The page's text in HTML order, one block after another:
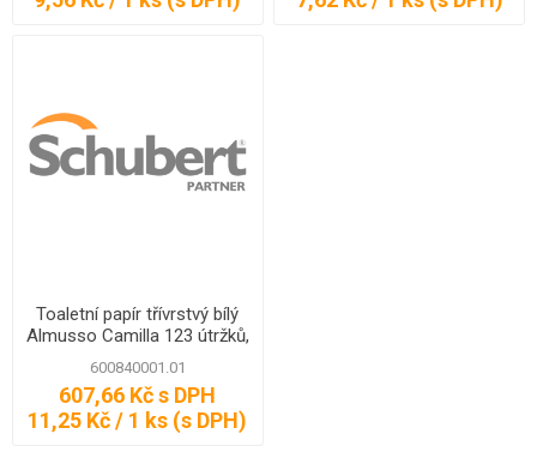
Toaletní papír třívrstvý bílý
Almusso Camilla 123 útržků,
délka 16 m, 54 ks
600840001.01
607,66 Kč s DPH
11,25 Kč / 1 ks (s DPH)